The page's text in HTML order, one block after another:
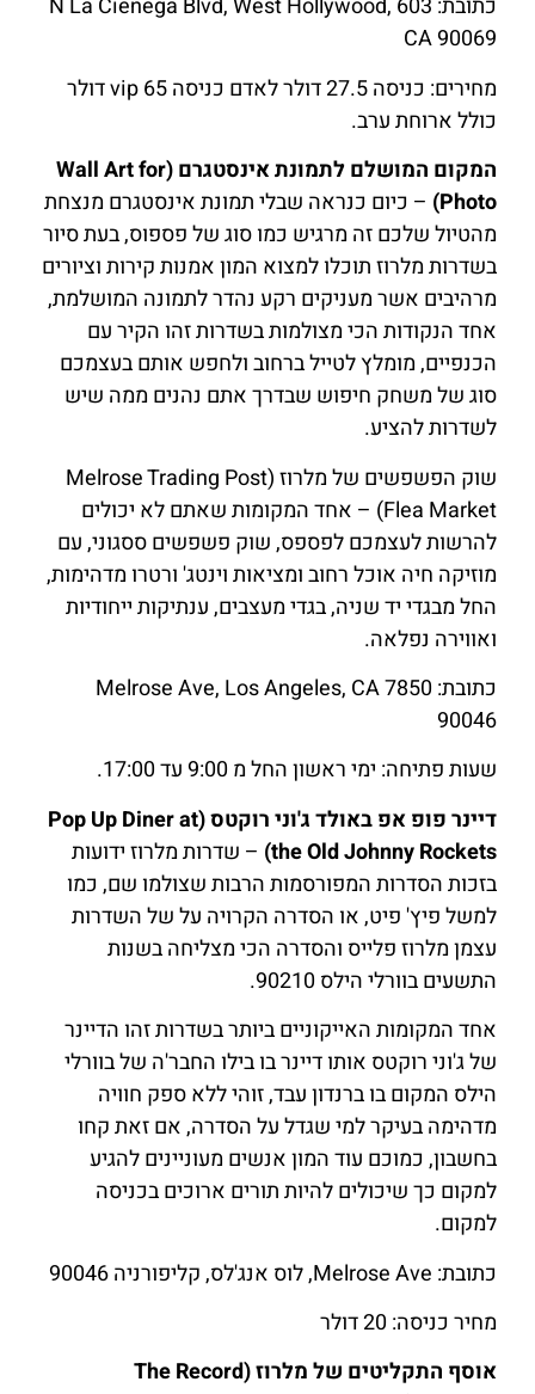
כתובת: 603 N La Cienega Blvd, West Hollywood,
CA 90069
מחירים: כניסה 27.5 דולר לאדם כניסה vip 65 דולר
כולל ארוחת ערב.
המקום המושלם לתמונת אינסטגרם (Wall Art for
Photo) – כיום כנראה שבלי תמונת אינסטגרם מנצחת
מהטיול שלכם זה מרגיש כמו סוג של פספוס, בעת סיור
בשדרות מלרוז תוכלו למצוא המון אמנות קירות וציורים
מרהיבים אשר מעניקים רקע נהדר לתמונה המושלמת,
אחד הנקודות הכי מצולמות בשדרות זהו הקיר עם
הכנפיים, מומלץ לטייל ברחוב ולחפש אותם בעצמכם
סוג של משחק חיפוש שבדרך אתם נהנים ממה שיש
לשדרות להציע.
שוק הפשפשים של מלרוז (Melrose Trading Post
Flea Market) – אחד המקומות שאתם לא יכולים
להרשות לעצמכם לפספס, שוק פשפשים ססגוני, עם
מוזיקה חיה אוכל רחוב ומציאות וינטג' ורטרו מדהימות,
החל מבגדי יד שניה, בגדי מעצבים, ענתיקות ייחודיות
ואווירה נפלאה.
כתובת: 7850 Melrose Ave, Los Angeles, CA
90046
שעות פתיחה: ימי ראשון החל מ 9:00 עד 17:00.
דיינר פופ אפ באולד ג'וני רוקטס (Pop Up Diner at
the Old Johnny Rockets) – שדרות מלרוז ידועות
בזכות הסדרות המפורסמות הרבות שצולמו שם, כמו
למשל פיץ' פיט, או הסדרה הקרויה על של השדרות
עצמן מלרוז פלייס והסדרה הכי מצליחה בשנות
התשעים בוורלי הילס 90210.
אחד המקומות האייקוניים ביותר בשדרות זהו הדיינר
של ג'וני רוקטס אותו דיינר בו בילו החבר'ה של בוורלי
הילס המקום בו ברנדון עבד, זוהי ללא ספק חוויה
מדהימה בעיקר למי שגדל על הסדרה, אם זאת קחו
בחשבון, כמוכם עוד המון אנשים מעוניינים להגיע
למקום כך שיכולים להיות תורים ארוכים בכניסה
למקום.
כתובת: Melrose Ave, לוס אנג'לס, קליפורניה 90046
מחיר כניסה: 20 דולר
אוסף התקליטים של מלרוז (The Record